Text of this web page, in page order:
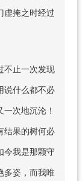
虚掩之时经过
不止一次发现
说什么都不必
次地沉沦！
结果的树何必
今我是那颗守
多姿，而我唯